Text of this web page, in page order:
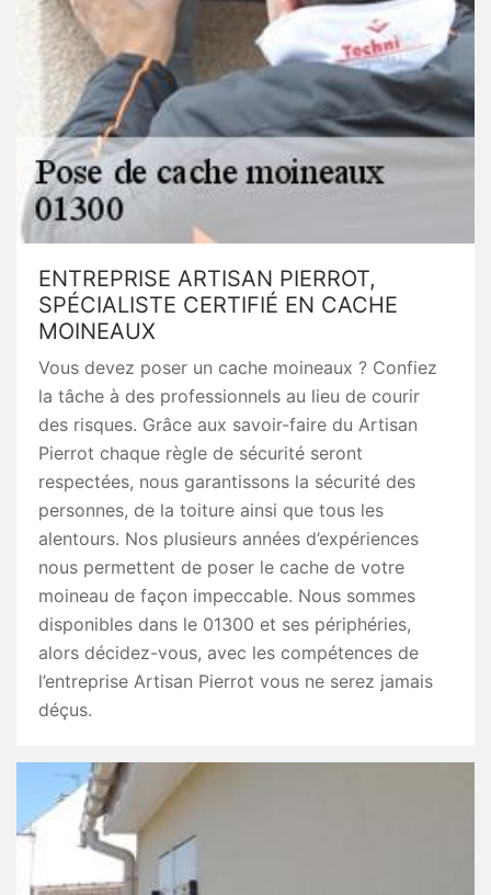
ENTREPRISE ARTISAN PIERROT,
SPÉCIALISTE CERTIFIÉ EN CACHE
MOINEAUX
Vous devez poser un cache moineaux ? Confiez
la tâche à des professionnels au lieu de courir
des risques. Grâce aux savoir-faire du Artisan
Pierrot chaque règle de sécurité seront
respectées, nous garantissons la sécurité des
personnes, de la toiture ainsi que tous les
alentours. Nos plusieurs années d’expériences
nous permettent de poser le cache de votre
moineau de façon impeccable. Nous sommes
disponibles dans le 01300 et ses périphéries,
alors décidez-vous, avec les compétences de
l’entreprise Artisan Pierrot vous ne serez jamais
déçus.